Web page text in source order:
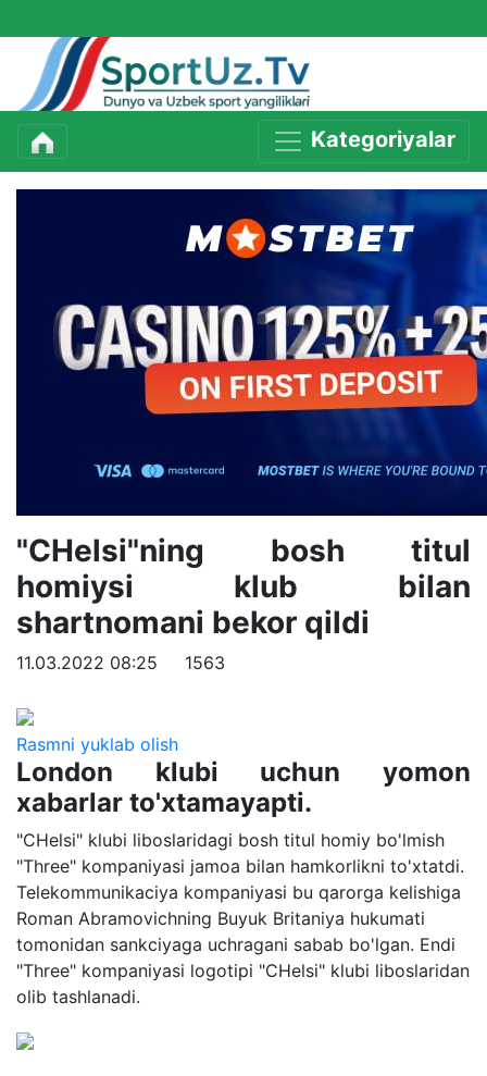
Kategoriyalar
"CHelsi"ning bosh titul
homiysi klub bilan
shartnomani bekor qildi
11.03.2022 08:25 1563
Rasmni yuklab olish
London klubi uchun yomon
xabarlar to'xtamayapti.
"CHelsi" klubi liboslaridagi bosh titul homiy bo'lmish
"Three" kompaniyasi jamoa bilan hamkorlikni to'xtatdi.
Telekommunikaciya kompaniyasi bu qarorga kelishiga
Roman Abramovichning Buyuk Britaniya hukumati
tomonidan sankciyaga uchragani sabab bo'lgan. Endi
"Three" kompaniyasi logotipi "CHelsi" klubi liboslaridan
olib tashlanadi.